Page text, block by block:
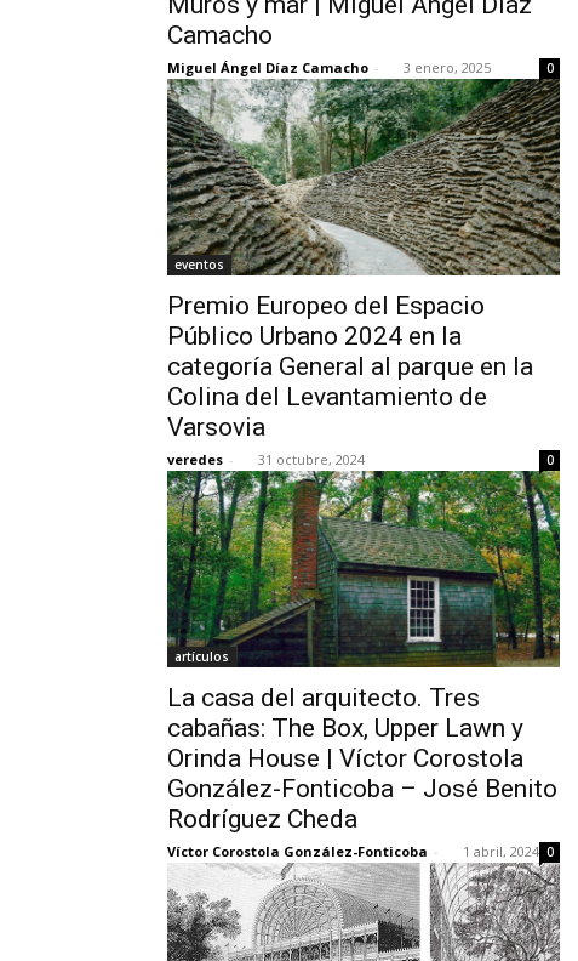
Camacho
Miguel Ángel Díaz Camacho - 3 enero, 2025 0
eventos
Premio Europeo del Espacio
Público Urbano 2024 en la
categoría General al parque en la
Colina del Levantamiento de
Varsovia
veredes - 31 octubre, 2024 0
artículos
La casa del arquitecto. Tres
cabañas: The Box, Upper Lawn y
Orinda House | Víctor Corostola
González-Fonticoba – José Benito
Rodríguez Cheda
Víctor Corostola González-Fonticoba - 1 abril, 2024 0